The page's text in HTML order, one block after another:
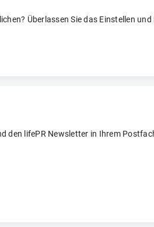
Überlassen Sie das Einstellen
den lifePR Newsletter in Ihrem